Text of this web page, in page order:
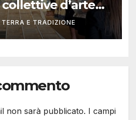
d’arte
TERRA E TRADIZIONE
non sarà pubblicato. I campi